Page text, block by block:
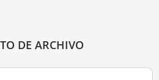
DE ARCHIVO